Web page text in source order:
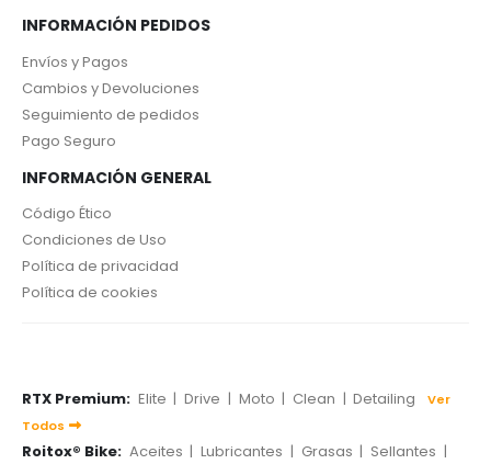
INFORMACIÓN PEDIDOS
Envíos y Pagos
Cambios y Devoluciones
Seguimiento de pedidos
Pago Seguro
INFORMACIÓN GENERAL
Código Ético
Condiciones de Uso
Política de privacidad
Política de cookies
RTX Premium: Elite | Drive | Moto | Clean | Detailing
Ver
Todos
Roitox® Bike: Aceites | Lubricantes | Grasas | Sellantes |